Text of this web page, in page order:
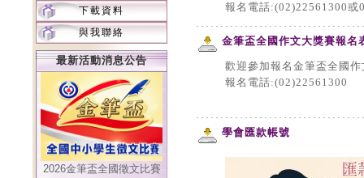
下載資料
與我聯絡
最新活動消息公告
2026金筆盃全國徵文比賽
報名電話:(02)22561300或
金筆盃全國作文大獎賽報名
歡迎參加報名金筆盃全國
報名電話:(02)22561300
學會匯款帳號